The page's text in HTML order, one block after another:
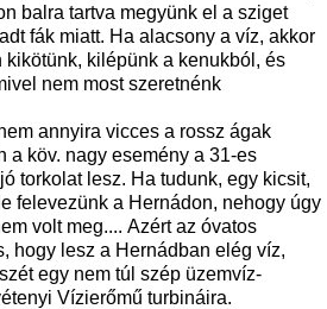
balra tartva megyünk el a sziget
fák miatt. Ha alacsony a víz, akkor
kilépünk a kenukból, és
nem most szeretnénk
annyira vicces a rossz ágak
a köv. nagy esemény a 31-es
torkolat lesz. Ha tudunk, egy kicsit,
felevezünk a Hernádon, nehogy úgy
volt meg.... Azért az óvatos
hogy lesz a Hernádban elég víz,
egy nem túl szép üzemvíz-
Vízierőmű turbináira.